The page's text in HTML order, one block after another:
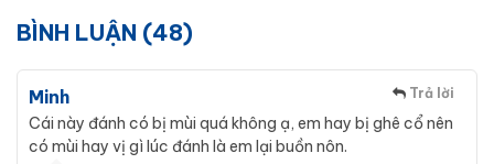
BÌNH LUẬN (48)
Minh Trả lời
Cái này đánh có bị mùi quá không ạ, em hay bị ghê cổ nên
có mùi hay vị gì lúc đánh là em lại buồn nôn.